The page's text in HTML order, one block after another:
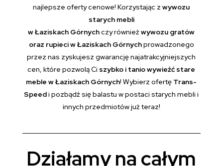
najlepsze oferty cenowe! Korzystając zwywozu
starych mebli
w Łaziskach Górnychczy równieżwywozu gratów
oraz rupieci w Łaziskach Górnychprowadzonego
przez nas zyskujesz gwarancję najatrakcyjniejszych
cen, które pozwolą Ci szybko i tanio wywieźć stare
meble w Łaziskach Górnych! Wybierz ofertę Trans-
Speedi pozbądź się balastu w postaci starych mebli i
innych przedmiotów już teraz!
Działamy na całym